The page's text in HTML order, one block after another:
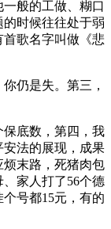
般的工做、糊口
时候往往处于弱
歌名字叫做《悲
仍是失。第三，
底数，第四，我
法的展现，成果
末路，死猪肉包
家人打了56个德
号都15元，有的